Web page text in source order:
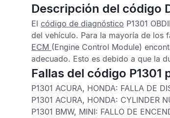
Descripción del código
El código de diagnóstico P1301 OBDII
del vehículo. Para la mayoría de los
ECM (Engine Control Module)
adecuado. Esto es debido a que la
Fallas del código P1301
P1301 ACURA, HONDA: FALLA DE
P1301 ACURA, HONDA: CYLINDER
P1301 BMW, MINI: FALLO DE